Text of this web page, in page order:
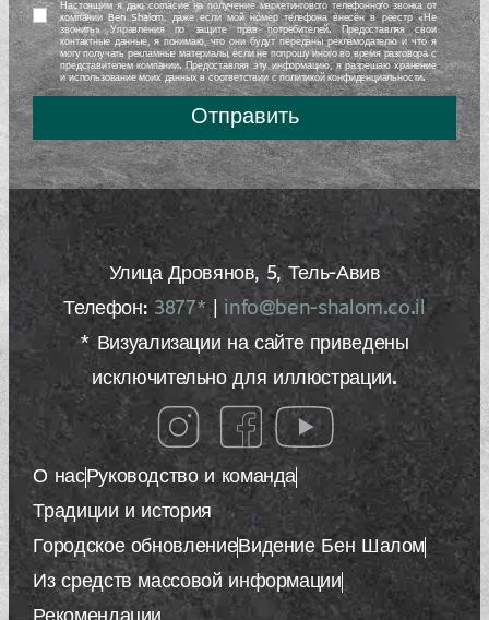
Настоящим я даю согласие на получение маркетингового телефонного звонка от
компании Ben Shalom, даже если мой номер телефона внесён в реестр «Не
звонить» Управления по защите прав потребителей. Предоставляя свои
контактные данные, я понимаю, что они будут переданы рекламодателю и что я
могу получать рекламные материалы, если не попрошу иного во время разговора с
представителем компании. Предоставляя эту информацию, я разрешаю хранение
и использование моих данных в соответствии с политикой конфиденциальности.
Отправить
Улица Дровянов, 5, Тель-Авив
Телефон: 3877* | info@ben-shalom.co.il
* Визуализации на сайте приведены
исключительно для иллюстрации.
О насРуководство и команда
Традиции и история
Городское обновлениеВидение Бен Шалом
Из средств массовой информации